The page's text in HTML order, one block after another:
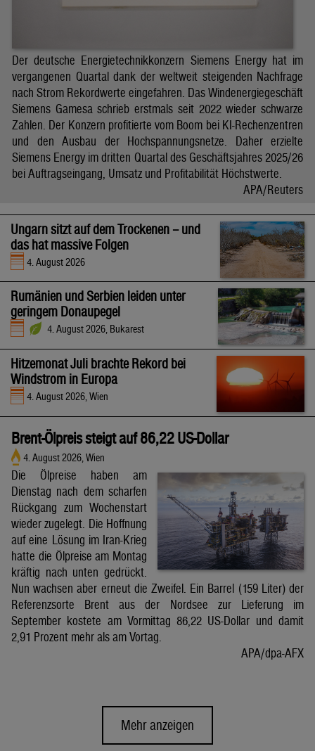
Der deutsche Energietechnikkonzern Siemens Energy hat im
vergangenen Quartal dank der weltweit steigenden Nachfrage
nach Strom Rekordwerte eingefahren. Das Windenergiegeschäft
Siemens Gamesa schrieb erstmals seit 2022 wieder schwarze
Zahlen. Der Konzern profitierte vom Boom bei KI-Rechenzentren
und den Ausbau der Hochspannungsnetze. Daher erzielte
Siemens Energy im dritten Quartal des Geschäftsjahres 2025/26
bei Auftragseingang, Umsatz und Profitabilität Höchstwerte.
APA/Reuters
Ungarn sitzt auf dem Trockenen – und
das hat massive Folgen
4. August 2026
Rumänien und Serbien leiden unter
geringem Donaupegel
4. August 2026, Bukarest
Hitzemonat Juli brachte Rekord bei
Windstrom in Europa
4. August 2026, Wien
Brent-Ölpreis steigt auf 86,22 US-Dollar
4. August 2026, Wien
Die Ölpreise haben am
Dienstag nach dem scharfen
Rückgang zum Wochenstart
wieder zugelegt. Die Hoffnung
auf eine Lösung im Iran-Krieg
hatte die Ölpreise am Montag
kräftig nach unten gedrückt.
Nun wachsen aber erneut die Zweifel. Ein Barrel (159 Liter) der
Referenzsorte Brent aus der Nordsee zur Lieferung im
September kostete am Vormittag 86,22 US-Dollar und damit
2,91 Prozent mehr als am Vortag.
APA/dpa-AFX
Mehr anzeigen